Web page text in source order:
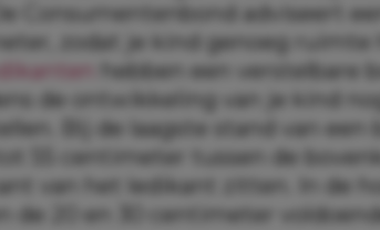
Consumentenbond adviseert
zodat je kind genoeg ruimte
hebben een verstelbare
de ontwikkeling van je kind
Bij de laagste stand van een
55 centimeter tussen de
van het ledikant zitten. In de
de 20 en 30 centimeter